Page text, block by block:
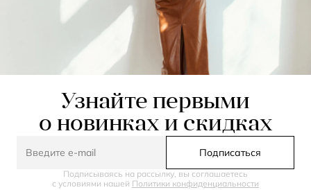
Узнайте первыми
о новинках и скидках
Подписаться
Подписываясь на рассылку, вы соглашаетесь
с условиями нашей Политики конфиденциальности